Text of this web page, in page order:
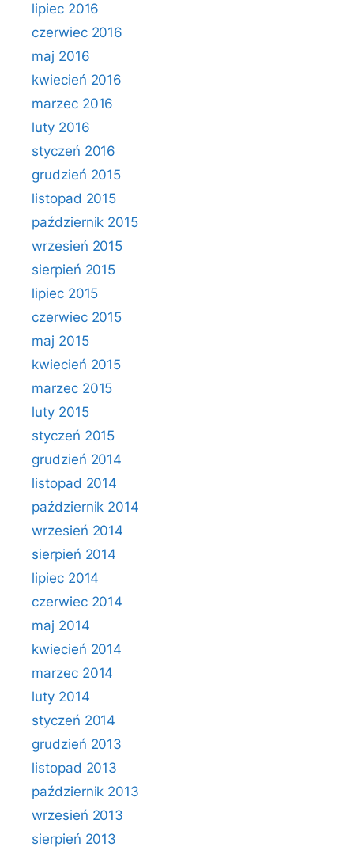
lipiec 2016
czerwiec 2016
maj 2016
kwiecień 2016
marzec 2016
luty 2016
styczeń 2016
grudzień 2015
listopad 2015
październik 2015
wrzesień 2015
sierpień 2015
lipiec 2015
czerwiec 2015
maj 2015
kwiecień 2015
marzec 2015
luty 2015
styczeń 2015
grudzień 2014
listopad 2014
październik 2014
wrzesień 2014
sierpień 2014
lipiec 2014
czerwiec 2014
maj 2014
kwiecień 2014
marzec 2014
luty 2014
styczeń 2014
grudzień 2013
listopad 2013
październik 2013
wrzesień 2013
sierpień 2013